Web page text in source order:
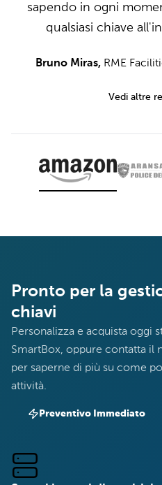
sapendo in ogni
qualsiasi chiave
Bruno Miras, RME
Vedi altre
Pronto per la
chiavi
Personalizza e acquista oggi
SmartBox, oppure contatta il
per saperne di più su come
attività.
Preventivo Immediato